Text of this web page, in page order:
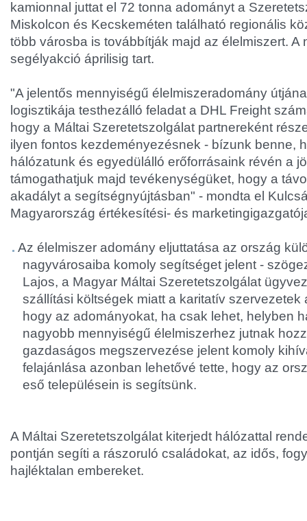
kamionnal juttat el 72 tonna adományt a
Miskolcon és Kecskeméten található regionális
több városba is továbbítják majd az élelmiszert. A
segélyakció áprilisig tart.
"A jelentős mennyiségű élelmiszeradomány
logisztikája testhezálló feladat a DHL Freight
hogy a Máltai Szeretetszolgálat partnereként
ilyen fontos kezdeményezésnek - bízunk benne,
hálózatunk és egyedülálló erőforrásaink révén a
támogathatjuk majd tevékenységüket, hogy a
akadályt a segítségnyújtásban" - mondta el
Magyarország értékesítési- és
Az élelmiszer adomány eljuttatása az ország
nagyvárosaiba komoly segítséget jelent -
Lajos, a Magyar Máltai Szeretetszolgálat
szállítási költségek miatt a karitatív szervezetek
hogy az adományokat, ha csak lehet, helyben
nagyobb mennyiségű élelmiszerhez jutnak
gazdaságos megszervezése jelent komoly
felajánlása azonban lehetővé tette, hogy az
eső településein is segítsünk.
A Máltai Szeretetszolgálat kiterjedt hálózattal
pontján segíti a rászoruló családokat, az idős,
hajléktalan embereket.